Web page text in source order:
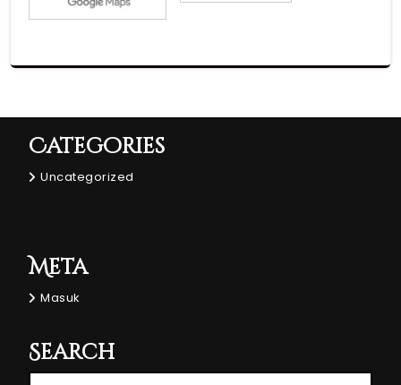
Categories
Uncategorized
Meta
Masuk
Search